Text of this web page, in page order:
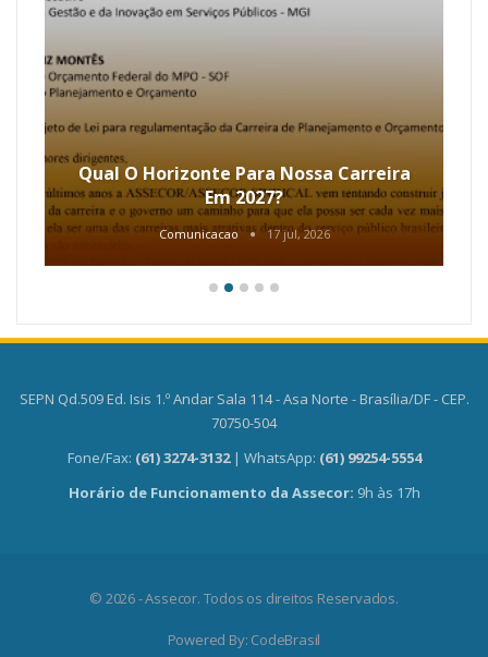
Qual O Horizonte Para Nossa Carreira
Em 2027?
Comunicacao 17 jul, 2026
SEPN Qd.509 Ed. Isis 1.º Andar Sala 114 - Asa Norte - Brasília/DF - CEP.
70750-504
Fone/Fax: (61) 3274-3132 | WhatsApp: (61) 99254-5554
Horário de Funcionamento da Assecor: 9h às 17h
© 2026 - Assecor. Todos os direitos Reservados.
Powered By: CodeBrasil